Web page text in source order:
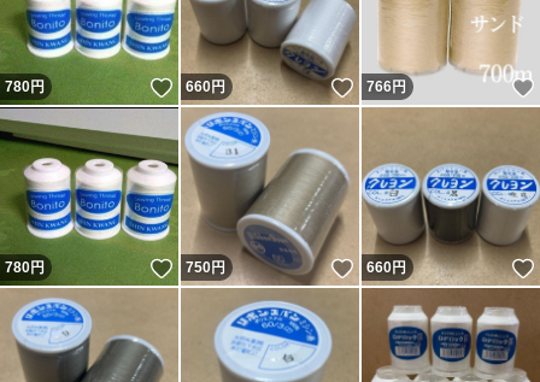
780円 いいね！
660円 いいね！
766円
780円 いいね！
750円 いいね！
660円